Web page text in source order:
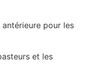
pour les
et les